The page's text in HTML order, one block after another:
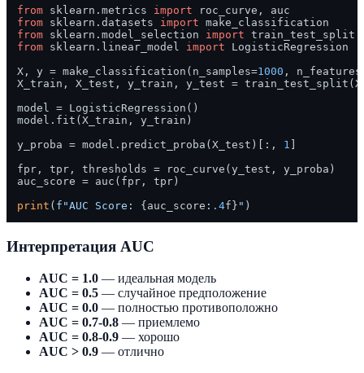
from sklearn.metrics import
from sklearn.datasets import
from sklearn.model_selection import
from sklearn.linear_model import LogisticRegression
X, y = make_classification(n_samples=1000 ,
X_train, X_test, y_train, y_test =
model = LogisticRegression()
model.fit(X_train, y_train)
y_proba = model.predict_proba(X_test)[:, 1
fpr, tpr, thresholds = roc_curve(y_test, y_proba)
auc_score = auc(fpr, tpr)
print ( f"AUC Score: {auc_score: .4f} "
Интерпретация AUC
AUC = 1.0 — идеальная модель
AUC = 0.5 — случайное предположение
AUC = 0.0 — полностью противоположно
AUC = 0.7-0.8 — приемлемо
AUC = 0.8-0.9 — хорошо
AUC > 0.9 — отлично